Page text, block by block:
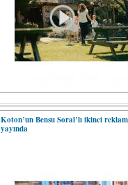
Koton’un Bensu Soral’lı ikinci
yayında